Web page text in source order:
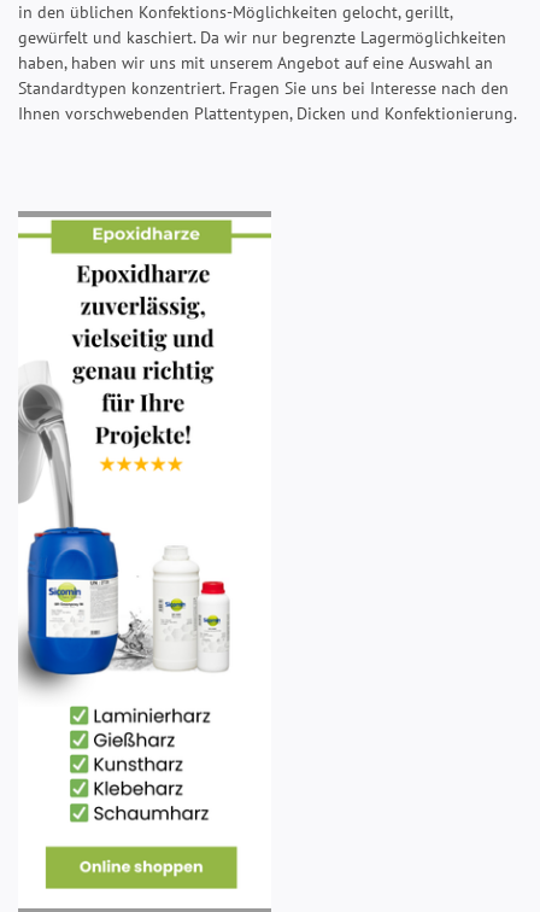
in den üblichen Konfektions-Möglichkeiten gelocht, gerillt,
gewürfelt und kaschiert. Da wir nur begrenzte Lagermöglichkeiten
haben, haben wir uns mit unserem Angebot auf eine Auswahl an
Standardtypen konzentriert. Fragen Sie uns bei Interesse nach den
Ihnen vorschwebenden Plattentypen, Dicken und Konfektionierung.